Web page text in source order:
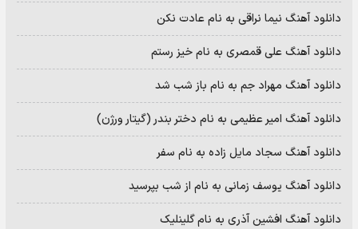
دانلود آهنگ نیما نراقی به نام عادت نکن
دانلود آهنگ علی قمصری به نام خیز رستم
دانلود آهنگ مهراد جم به نام باز شب شد
دانلود آهنگ امیر عظیمی به نام دختر بندر (گیتار ورژن)
دانلود آهنگ سجاد مایل زاده به نام سفر
دانلود آهنگ یوسف زمانی به نام از شب بپرسید
دانلود آهنگ افشین آذری به نام گلینلیک